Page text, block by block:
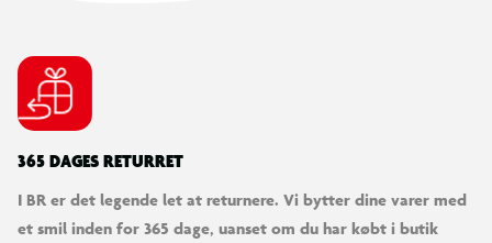
tilsætning.
1 kg.
365 DAGES RETURRET
I BR er det legende let at returnere. Vi bytter dine varer med
et smil inden for 365 dage, uanset om du har købt i butik